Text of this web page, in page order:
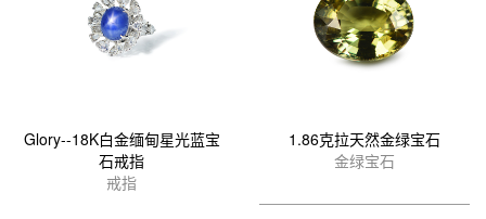
Glory--18K白金缅甸星光蓝宝
石戒指
戒指
1.86克拉天然金绿宝石
金绿宝石